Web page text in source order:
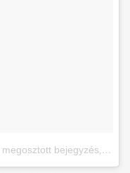
bejegyzés Febr